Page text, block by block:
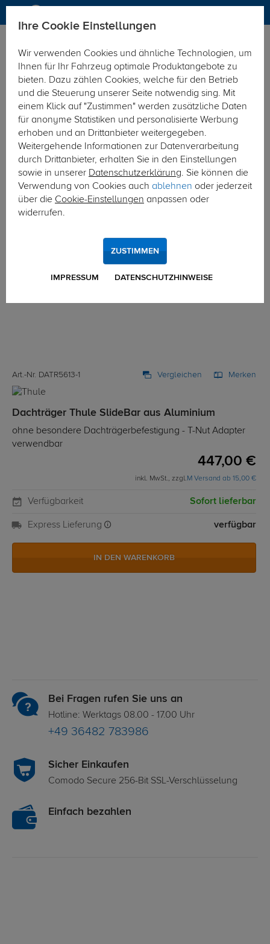
Art.-Nr. DATR5613-1 Vergleichen Merken
Dachträger Thule SlideBar aus Aluminium
ohne besondere Dachträgerbefestigung - T-Nut Adapter
verwendbar
447,00 €
inkl. MwSt., zzgl.M Versand ab 15,00 €
Verfügbarkeit Sofort lieferbar
Express Lieferung verfügbar
IN DEN WARENKORB
Bei Fragen rufen Sie uns an
Hotline: Werktags 08.00 - 17.00 Uhr
+49 36482 783986
Sicher Einkaufen
Comodo Secure 256-Bit SSL-Verschlüsselung
Einfach bezahlen
Ihre Cookie Einstellungen
Wir verwenden Cookies und ähnliche Technologien, um
Ihnen für Ihr Fahrzeug optimale Produktangebote zu
bieten. Dazu zählen Cookies, welche für den Betrieb
und die Steuerung unserer Seite notwendig sing. Mit
einem Klick auf "Zustimmen" werden zusätzliche Daten
für anonyme Statistiken und personalisierte Werbung
erhoben und an Drittanbieter weitergegeben.
Weitergehende Informationen zur Datenverarbeitung
durch Drittanbieter, erhalten Sie in den Einstellungen
sowie in unserer Datenschutzerklärung. Sie können die
Verwendung von Cookies auch ablehnen oder jederzeit
über die Cookie-Einstellungen anpassen oder
widerrufen.
IMPRESSUM DATENSCHUTZHINWEISE
ZUSTIMMEN